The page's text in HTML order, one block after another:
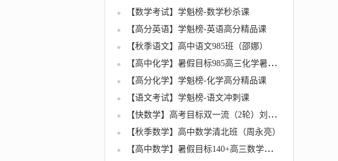
【数学考试】学魁榜-数学秒杀课
【高分英语】学魁榜-英语高分精品课
【秋季语文】高中语文985班（邵娜）
【高中化学】暑假目标985高三化学暑假一轮复习（上）郑慎捷直播班全12讲
【高分化学】学魁榜-化学高分精品课
【语文考试】学魁榜-语文冲刺课
【快数学】高考目标双一流（2轮）刘鑫-数理
【秋季数学】高中数学清北班（周永亮）
【高中数学】暑假目标140+高三数学暑假一轮复习（上）王子悦直播班12讲